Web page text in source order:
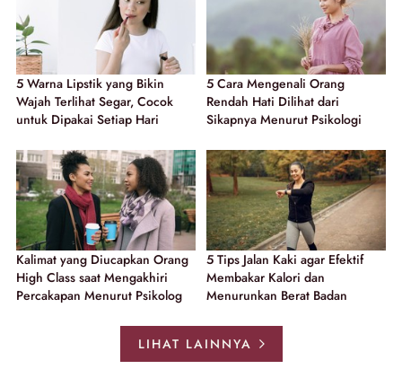
5 Warna Lipstik yang Bikin
Wajah Terlihat Segar, Cocok
untuk Dipakai Setiap Hari
5 Cara Mengenali Orang
Rendah Hati Dilihat dari
Sikapnya Menurut Psikologi
Kalimat yang Diucapkan Orang
High Class saat Mengakhiri
Percakapan Menurut Psikolog
5 Tips Jalan Kaki agar Efektif
Membakar Kalori dan
Menurunkan Berat Badan
LIHAT LAINNYA